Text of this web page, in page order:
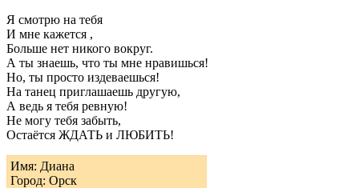
Я смотрю на тебя
И мне кажется ,
Больше нет никого вокруг.
А ты знаешь, что ты мне нравишься!
Но, ты просто издеваешься!
На танец приглашаешь другую,
А ведь я тебя ревную!
Не могу тебя забыть,
Остаётся ЖДАТЬ и ЛЮБИТЬ!
Имя: Диана
Город: Орск